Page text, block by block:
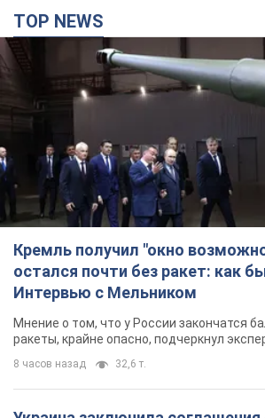
TOP NEWS
Кремль получил "окно
остался почти без ракет: как
Интервью с Мельником
Мнение о том, что у России закончатся
ракеты, крайне опасно, подчеркнул
8 часов назад 32,6 т.